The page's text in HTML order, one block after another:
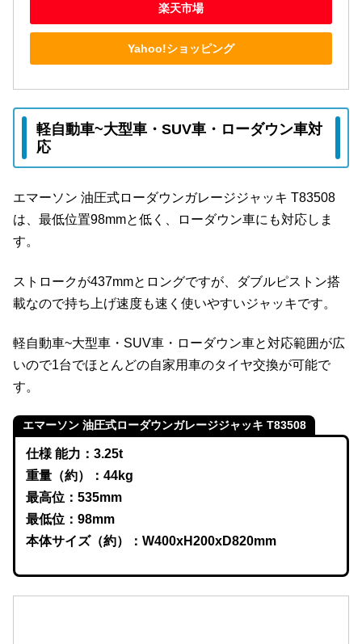
楽天市場
Yahoo!ショッピング
軽自動車~大型車・SUV車・ローダウン車対
応
エマーソン 油圧式ローダウンガレージジャッキ T83508
は、最低位置98mmと低く、ローダウン車にも対応しま
す。
ストロークが437mmとロングですが、ダブルピストン搭
載なので持ち上げ速度も速く使いやすいジャッキです。
軽自動車~大型車・SUV車・ローダウン車と対応範囲が広
いので1台でほとんどの自家用車のタイヤ交換が可能で
す。
エマーソン 油圧式ローダウンガレージジャッキ T83508
仕様 能力：3.25t
重量（約）：44kg
最高位：535mm
最低位：98mm
本体サイズ（約）：W400xH200xD820mm